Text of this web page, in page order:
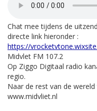
Chat mee tijdens de
directe link hieronder :
https://
Midvlet FM 107.2
Op Ziggo Digitaal radio
regio.
Naar de rest van de
www.midvliet.nl